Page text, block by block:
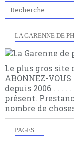
LA GARENNE DE
Le plus gros site
ABONNEZ-VOUS
depuis 2006 . . . .
présent.
nombre de
PAGES